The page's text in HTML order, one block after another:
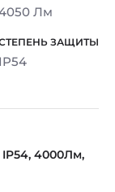
Лм
IP54
IP54, 4000Лм,